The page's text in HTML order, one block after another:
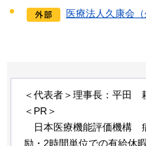
医療法人久康会
＜代表者＞理事長：平田
＜PR＞
日本医療機能評価機構
励・2時間単位での有給休